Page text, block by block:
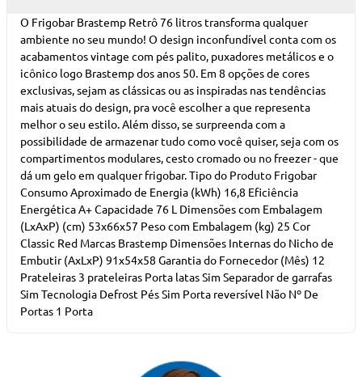
O Frigobar Brastemp Retrô 76 litros transforma qualquer
ambiente no seu mundo! O design inconfundível conta com os
acabamentos vintage com pés palito, puxadores metálicos e o
icônico logo Brastemp dos anos 50. Em 8 opções de cores
exclusivas, sejam as clássicas ou as inspiradas nas tendências
mais atuais do design, pra você escolher a que representa
melhor o seu estilo. Além disso, se surpreenda com a
possibilidade de armazenar tudo como você quiser, seja com os
compartimentos modulares, cesto cromado ou no freezer - que
dá um gelo em qualquer frigobar. Tipo do Produto Frigobar
Consumo Aproximado de Energia (kWh) 16,8 Eficiência
Energética A+ Capacidade 76 L Dimensões com Embalagem
(LxAxP) (cm) 53x66x57 Peso com Embalagem (kg) 25 Cor
Classic Red Marcas Brastemp Dimensões Internas do Nicho de
Embutir (AxLxP) 91x54x58 Garantia do Fornecedor (Mês) 12
Prateleiras 3 prateleiras Porta latas Sim Separador de garrafas
Sim Tecnologia Defrost Pés Sim Porta reversível Não Nº De
Portas 1 Porta